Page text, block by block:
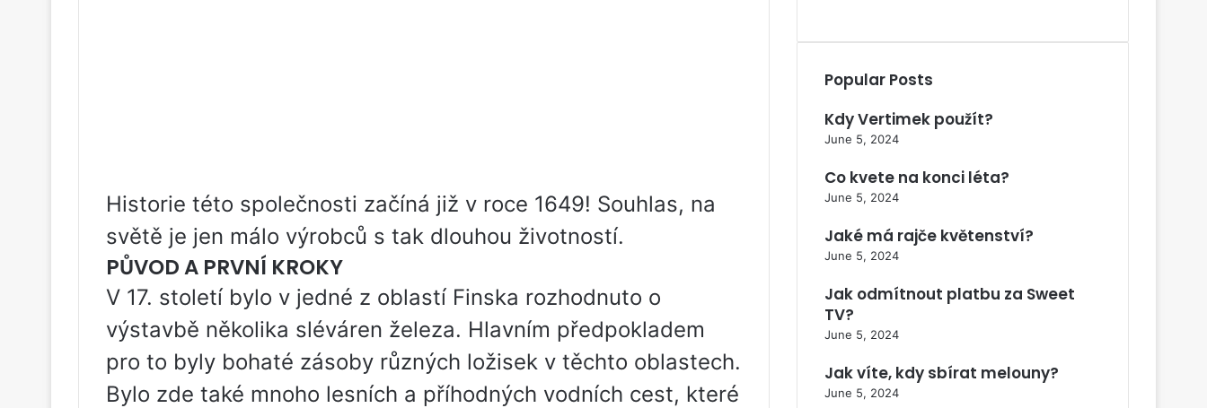
Historie této společnosti začíná již v roce 1649! Souhlas, na
světě je jen málo výrobců s tak dlouhou životností.
PŮVOD A PRVNÍ KROKY
V 17. století bylo v jedné z oblastí Finska rozhodnuto o
výstavbě několika sléváren železa. Hlavním předpokladem
pro to byly bohaté zásoby různých ložisek v těchto oblastech.
Bylo zde také mnoho lesních a příhodných vodních cest, které
Popular Posts
Kdy Vertimek použít?
June 5, 2024
Co kvete na konci léta?
June 5, 2024
Jaké má rajče květenství?
June 5, 2024
Jak odmítnout platbu za Sweet
TV?
June 5, 2024
Jak víte, kdy sbírat melouny?
June 5, 2024